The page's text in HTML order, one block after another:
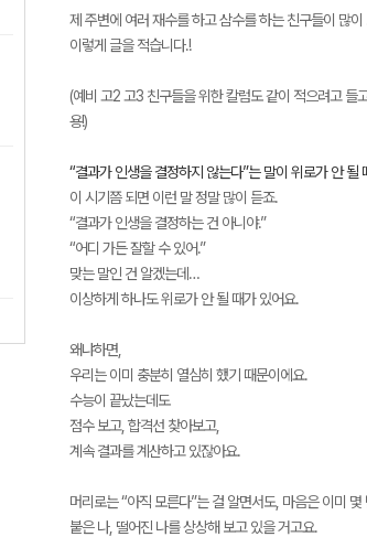
메가스터디
제 주변에 여러 재수를 하고 삼수를 하는 친구들이 많
이렇게 글을 적습니다.!
(예비 고2 고3 친구들을 위한 칼럼도 같이 적으려고 들
용!)
“결과가 인생을 결정하지 않는다”는 말이 위로가 안 될
이 시기쯤 되면 이런 말 정말 많이 듣죠.
“결과가 인생을 결정하는 건 아니야.”
“어디 가든 잘할 수 있어.”
맞는 말인 건 알겠는데…
이상하게 하나도 위로가 안 될 때가 있어요.
왜냐하면,
우리는 이미 충분히 열심히 했기 때문이에요.
수능이 끝났는데도
점수 보고, 합격선 찾아보고,
계속 결과를 계산하고 있잖아요.
머리로는 “아직 모른다”는 걸 알면서도, 마음은 이미 몇
붙은 나, 떨어진 나를 상상해 보고 있을 거고요.